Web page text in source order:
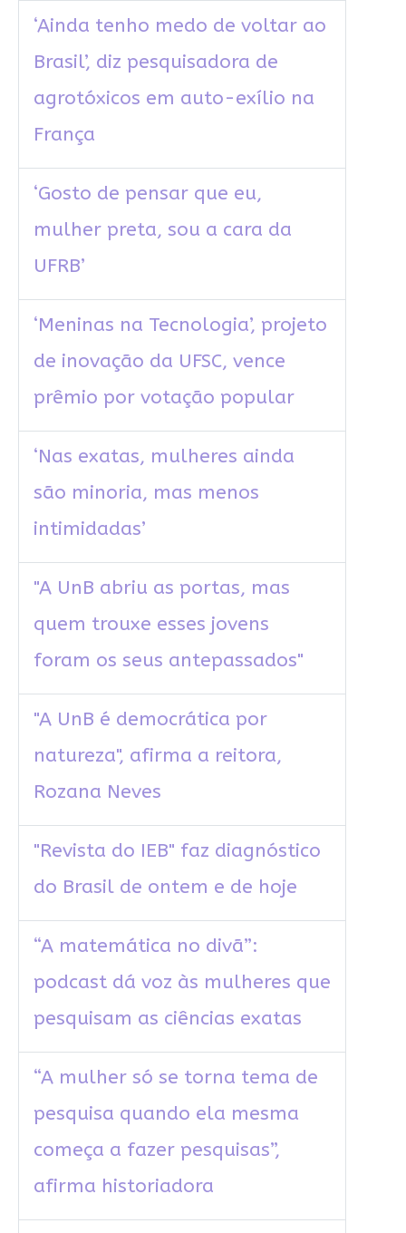
‘Ainda tenho medo de voltar ao
Brasil’, diz pesquisadora de
agrotóxicos em auto-exílio na
França
‘Gosto de pensar que eu,
mulher preta, sou a cara da
UFRB’
‘Meninas na Tecnologia’, projeto
de inovação da UFSC, vence
prêmio por votação popular
‘Nas exatas, mulheres ainda
são minoria, mas menos
intimidadas’
"A UnB abriu as portas, mas
quem trouxe esses jovens
foram os seus antepassados"
"A UnB é democrática por
natureza", afirma a reitora,
Rozana Neves
"Revista do IEB" faz diagnóstico
do Brasil de ontem e de hoje
“A matemática no divã”:
podcast dá voz às mulheres que
pesquisam as ciências exatas
“A mulher só se torna tema de
pesquisa quando ela mesma
começa a fazer pesquisas”,
afirma historiadora